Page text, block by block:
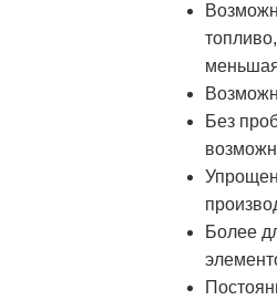
Без
Более